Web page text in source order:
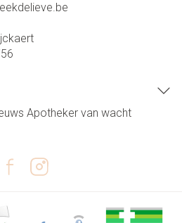
Apotheker van wacht